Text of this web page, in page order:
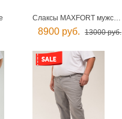
Слаксы MAXFORT мужские
8900 руб. 13000 руб.